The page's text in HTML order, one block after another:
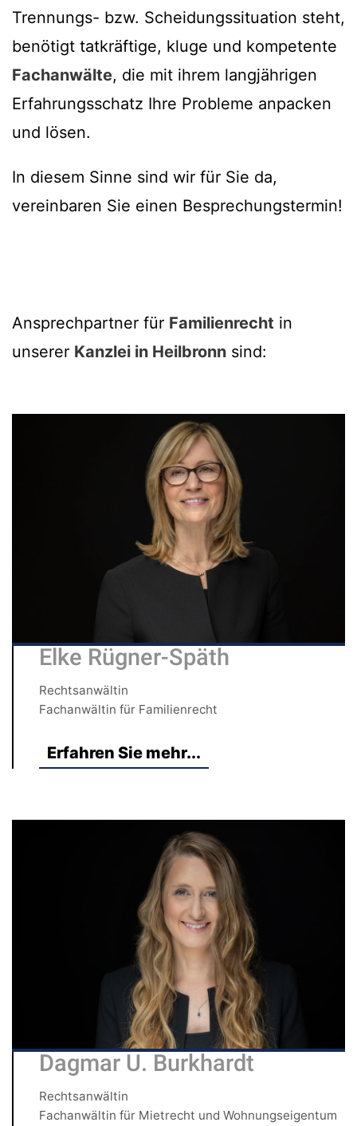
Trennungs- bzw. Scheidungssituation steht,
benötigt tatkräftige, kluge und kompetente
Fachanwälte, die mit ihrem langjährigen
Erfahrungsschatz Ihre Probleme anpacken
und lösen.
In diesem Sinne sind wir für Sie da,
vereinbaren Sie einen Besprechungstermin!
Ansprechpartner für Familienrecht in
unserer Kanzlei in Heilbronn sind:
Elke Rügner-Späth
Rechtsanwältin
Fachanwältin für Familienrecht
Erfahren Sie mehr...
Dagmar U. Burkhardt
Rechtsanwältin
Fachanwältin für Mietrecht und Wohnungseigentum